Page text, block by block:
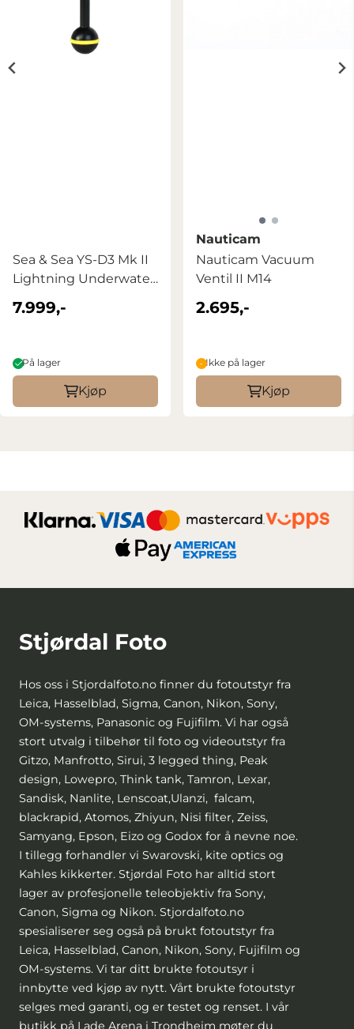
Sea & Sea YS-D3 Mk II
Lightning Underwater
Strobe
7.999,-
På lager
Kjøp
Nauticam
Nauticam Vacuum
Ventil II M14
2.695,-
Ikke på lager
Kjøp
Stjørdal Foto
Hos oss i Stjordalfoto.no finner du fotoutstyr fra
Leica, Hasselblad, Sigma, Canon, Nikon, Sony,
OM-systems, Panasonic og Fujifilm. Vi har også
stort utvalg i tilbehør til foto og videoutstyr fra
Gitzo, Manfrotto, Sirui, 3 legged thing, Peak
design, Lowepro, Think tank, Tamron, Lexar,
Sandisk, Nanlite, Lenscoat,Ulanzi, falcam,
blackrapid, Atomos, Zhiyun, Nisi filter, Zeiss,
Samyang, Epson, Eizo og Godox for å nevne noe.
I tillegg forhandler vi Swarovski, kite optics og
Kahles kikkerter. Stjørdal Foto har alltid stort
lager av profesjonelle teleobjektiv fra Sony,
Canon, Sigma og Nikon. Stjordalfoto.no
spesialiserer seg også på brukt fotoutstyr fra
Leica, Hasselblad, Canon, Nikon, Sony, Fujifilm og
OM-systems. Vi tar ditt brukte fotoutsyr i
innbytte ved kjøp av nytt. Vårt brukte fotoutstyr
selges med garanti, og er testet og renset. I vår
butikk på Lade Arena i Trondheim møter du